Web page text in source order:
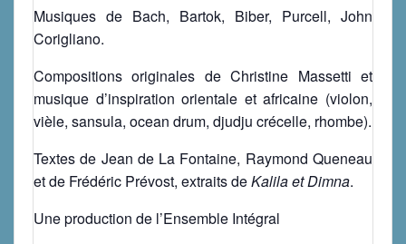
Musiques de Bach, Bartok, Biber, Purcell, John
Corigliano.
Compositions originales de Christine Massetti et
musique d’inspiration orientale et africaine (violon,
vièle, sansula, ocean drum, djudju crécelle, rhombe).
Textes de Jean de La Fontaine, Raymond Queneau
et de Frédéric Prévost, extraits deKalila et Dimna.
Une production de l’Ensemble Intégral